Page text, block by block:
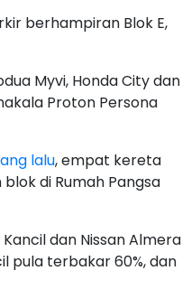
berhampiran Blok E,
Myvi, Honda City dan
Proton Persona
lalu, empat kereta
di Rumah Pangsa
dan Nissan Almera
pula terbakar 60%, dan